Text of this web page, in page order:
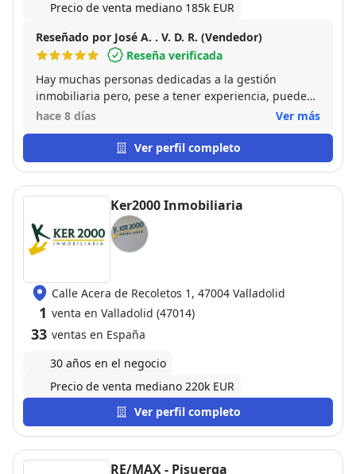
Precio de venta mediano 185k EUR
Reseñado por José A. . V. D. R. (Vendedor)
Reseña verificada
Hay muchas personas dedicadas a la gestión
inmobiliaria pero, pese a tener experiencia, puede
que no tengan las cualidades y competencias
García, si bien sobresale por su profesionalidad,
conocimiento y experiencia, añade a ello "su saber
muy valioso agente inmobiliario que acredita y
engrandece con creces la empresa inmobiliara para
la que trabaja: Don Sancho
hace 8 días Ver más
Ver perfil completo
Ker2000 Inmobiliaria
Calle Acera de Recoletos 1, 47004 Valladolid
1 venta en Valladolid (47014)
33 ventas en España
30 años en el negocio
Precio de venta mediano 220k EUR
Ver perfil completo
RE/MAX - Pisuerga